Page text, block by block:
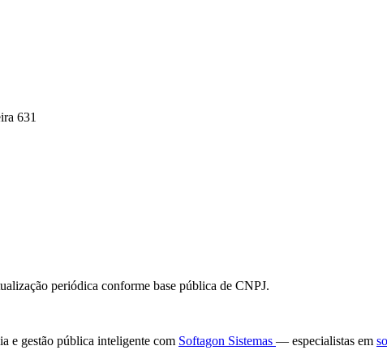
631
periódica conforme base pública de CNPJ.
e gestão pública inteligente com Softagon Sistemas — especialistas em